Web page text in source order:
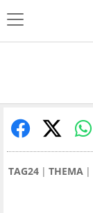
TAG24 THEMA